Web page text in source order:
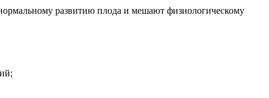
развитию плода и мешают физиологическому